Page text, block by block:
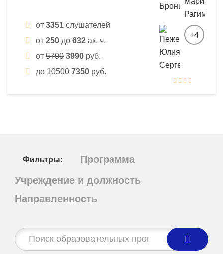
от 3351 слушателей
от 250 до 632 ак. ч.
от 5700 3990 руб.
до 10500 7350 руб.
+4
Фильтры:
Программа
Учреждение и должность
Направленность
Строка
поиска: